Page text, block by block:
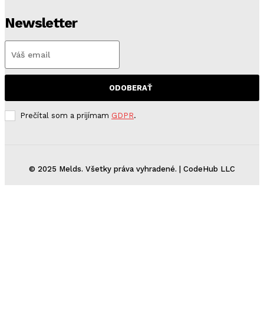
Newsletter
ODOBERAŤ
Prečítal som a prijímam GDPR.
© 2025 Melds. Všetky práva vyhradené. | CodeHub LLC